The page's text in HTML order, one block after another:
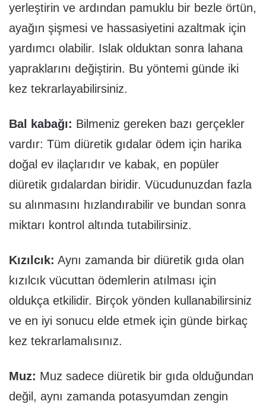
yerleştirin ve ardından pamuklu bir bezle örtün,
ayağın şişmesi ve hassasiyetini azaltmak için
yardımcı olabilir. Islak olduktan sonra lahana
yapraklarını değiştirin. Bu yöntemi günde iki
kez tekrarlayabilirsiniz.
Bal kabağı: Bilmeniz gereken bazı gerçekler
vardır: Tüm diüretik gıdalar ödem için harika
doğal ev ilaçlarıdır ve kabak, en popüler
diüretik gıdalardan biridir. Vücudunuzdan fazla
su alınmasını hızlandırabilir ve bundan sonra
miktarı kontrol altında tutabilirsiniz.
Kızılcık: Aynı zamanda bir diüretik gıda olan
kızılcık vücuttan ödemlerin atılması için
oldukça etkilidir. Birçok yönden kullanabilirsiniz
ve en iyi sonucu elde etmek için günde birkaç
kez tekrarlamalısınız.
Muz: Muz sadece diüretik bir gıda olduğundan
değil, aynı zamanda potasyumdan zengin